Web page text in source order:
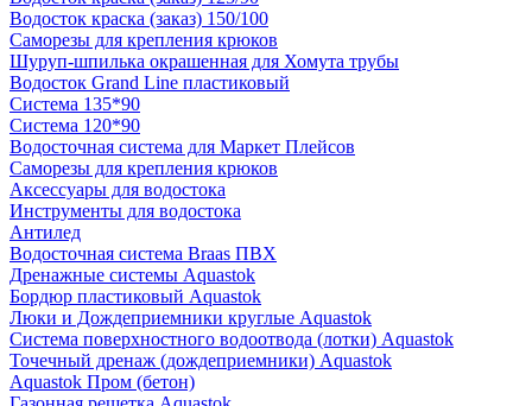
Водосток краска (заказ) 150/100
Саморезы для крепления крюков
Шуруп-шпилька окрашенная для Хомута трубы
Водосток Grand Line пластиковый
Система 135*90
Система 120*90
Водосточная система для Маркет Плейсов
Саморезы для крепления крюков
Аксессуары для водостока
Инструменты для водостока
Антилед
Водосточная система Braas ПВХ
Дренажные системы Aquastok
Бордюр пластиковый Aquastok
Люки и Дождеприемники круглые Aquastok
Система поверхностного водоотвода (лотки) Aquastok
Точечный дренаж (дождеприемники) Aquastok
Aquastok Пром (бетон)